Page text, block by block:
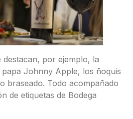
destacan, por ejemplo, la
Johnny Apple, los ñoquis
braseado. Todo acompañado
de etiquetas de Bodega